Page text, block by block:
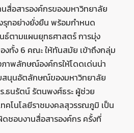
สื่อสารองค์กรของมหาวิทยาลัย
กอย่างยั่งยืน พร้อมกำหนด
ธ์ตามแผนยุทธศาสตร์ การมุ่ง
ทั้ง 6 คณะ ให้ทันสมัย เข้าถึงกลุ่ม
ภาพลักษณ์องค์กรให้โดดเด่นน่า
สนุนอัตลักษณ์ของมหาวิทยาลัย
.ธนรัตน์ รัตนพงศ์ธระ ผู้ช่วย
คโนโลยีราชมงคลสุวรรณภูมิ เป็น
ดชอบงานสื่อสารองค์กร ครั้งที่